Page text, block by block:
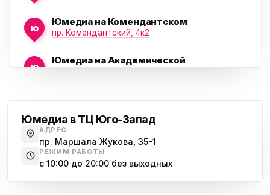
ю
Юмедиа на Комендантском
пр. Комендантский, 4к2
ю
Юмедиа на Академической
Юмедиа на Наставников
пр. Наставников 35
Юмедиа в ТЦ Юго-Запад
АДРЕС
пр. Маршала Жукова, 35-1
РЕЖИМ РАБОТЫ
с 10:00 до 20:00 без выходных